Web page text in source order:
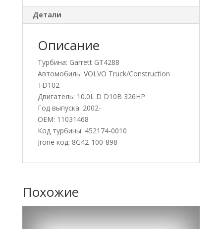
Детали
Описание
Турбина: Garrett GT4288
Автомобиль: VOLVO Truck/Construction
TD102
Двигатель: 10.0L D D10B 326HP
Год выпуска: 2002-
OEM: 11031468
Код турбины: 452174-0010
Jrone код: 8G42-100-898
Похожие